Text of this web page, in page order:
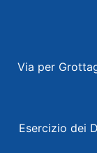
Via per
Esercizio dei